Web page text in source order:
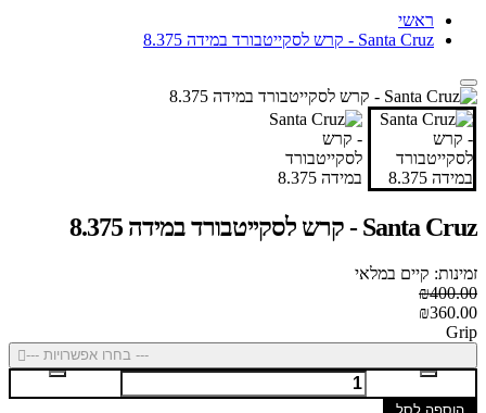
ראשי
Santa Cruz - קרש לסקייטבורד במידה 8.375
Santa Cruz - קרש לסקייטבורד במידה 8.375
זמינות: קיים במלאי
₪400.00
₪360.00
Grip
--- בחרו אפשרויות ---